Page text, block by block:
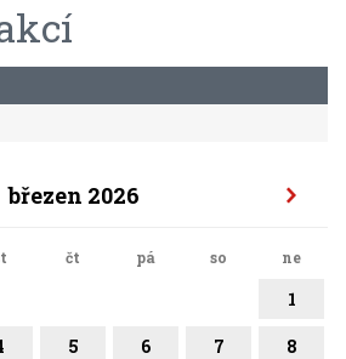
březen 2026
čt pá so ne
1
5 6 7 8